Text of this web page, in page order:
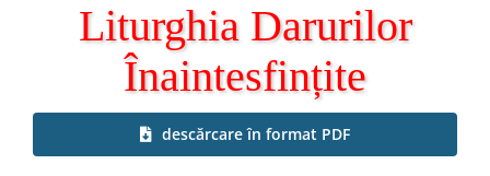
Organizare
Liturghia Darurilor
Înaintesfințite
descărcare în format PDF